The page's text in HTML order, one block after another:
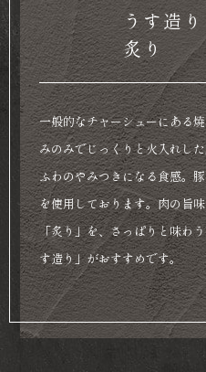
うす造り
炙り
一般的なチャーシューにある
みのみでじっくりと火入れし
ふわのやみつきになる食感。
を使用しております。肉の旨
「炙り」を、さっぱりと味わ
す造り」がおすすめです。